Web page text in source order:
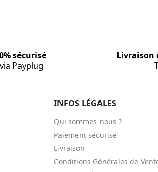
sécurisé
Payplug
Livraison
INFOS LÉGALES
Qui sommes-nous ?
Paiement sécurisé
Livraison
Conditions Générales de